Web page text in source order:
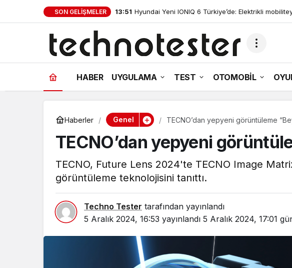
SON GELIŞMELER 13:47 Sennheiser ACCENTUM Clip Türkiye’de: Açık
HABER UYGULAMA TEST OTOMOBİL
Haberler Genel TECNO’dan yepyeni görüntüleme
TECNO’dan yepyeni
TECNO, Future Lens 2024'te TECNO Image
görüntüleme teknolojisini tanıttı.
Techno Tester tarafından yayınlandı
5 Aralık 2024, 16:53 yayınlandı 5 Aralık 2024, 17:01
Genel